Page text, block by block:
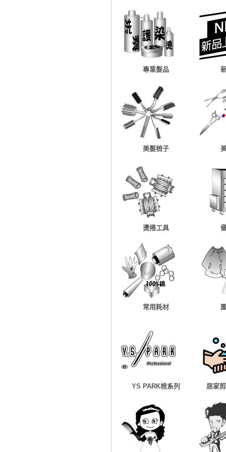
專業髮品
美髮梳子
燙捲工具
常用耗材
YS PARK梳系列 居家